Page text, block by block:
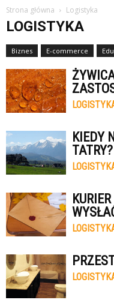
Strona główna Logistyka
LOGISTYKA
Biznes E-commerce
KIEDY
TATRY?